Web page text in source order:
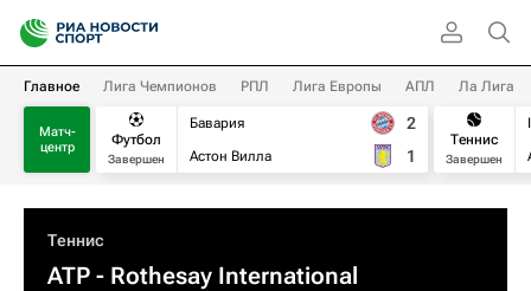
Главное Лига Чемпионов РПЛ Лига Европы АПЛ Ла Лига
Матч-
центр
Футбол
Завершен
Бавария
Астон Вилла
2
1
Теннис
Завершен
Теннис
ATP - Rothesay International